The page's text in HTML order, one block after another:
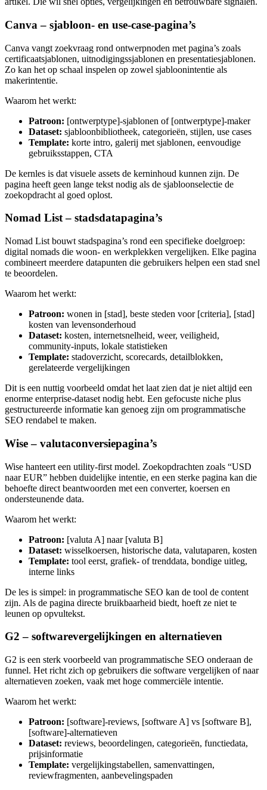
Canva – sjabloon- en use-case-pagina’s
Canva vangt zoekvraag rond ontwerpnoden met pagina’s zoals
certificaatsjablonen, uitnodigingssjablonen en presentatiesjablonen.
Zo kan het op schaal inspelen op zowel sjabloonintentie als
makerintentie.
Waarom het werkt:
Patroon: [ontwerptype]-sjablonen of [ontwerptype]-maker
Dataset: sjabloonbibliotheek, categorieën, stijlen, use cases
Template: korte intro, galerij met sjablonen, eenvoudige
gebruiksstappen, CTA
De kernles is dat visuele assets de kerninhoud kunnen zijn. De
pagina heeft geen lange tekst nodig als de sjabloonselectie de
zoekopdracht al goed oplost.
Nomad List – stadsdatapagina’s
Nomad List bouwt stadspagina’s rond een specifieke doelgroep:
digital nomads die woon- en werkplekken vergelijken. Elke pagina
combineert meerdere datapunten die gebruikers helpen een stad snel
te beoordelen.
Waarom het werkt:
Patroon: wonen in [stad], beste steden voor [criteria], [stad]
kosten van levensonderhoud
Dataset: kosten, internetsnelheid, weer, veiligheid,
community-inputs, lokale statistieken
Template: stadoverzicht, scorecards, detailblokken,
gerelateerde vergelijkingen
Dit is een nuttig voorbeeld omdat het laat zien dat je niet altijd een
enorme enterprise-dataset nodig hebt. Een gefocuste niche plus
gestructureerde informatie kan genoeg zijn om programmatische
SEO rendabel te maken.
Wise – valutaconversiepagina’s
Wise hanteert een utility-first model. Zoekopdrachten zoals “USD
naar EUR” hebben duidelijke intentie, en een sterke pagina kan die
behoefte direct beantwoorden met een converter, koersen en
ondersteunende data.
Waarom het werkt:
Patroon: [valuta A] naar [valuta B]
Dataset: wisselkoersen, historische data, valutaparen, kosten
Template: tool eerst, grafiek- of trenddata, bondige uitleg,
interne links
De les is simpel: in programmatische SEO kan de tool de content
zijn. Als de pagina directe bruikbaarheid biedt, hoeft ze niet te
leunen op opvultekst.
G2 – softwarevergelijkingen en alternatieven
G2 is een sterk voorbeeld van programmatische SEO onderaan de
funnel. Het richt zich op gebruikers die software vergelijken of naar
alternatieven zoeken, vaak met hoge commerciële intentie.
Waarom het werkt:
Patroon: [software]-reviews, [software A] vs [software B],
[software]-alternatieven
Dataset: reviews, beoordelingen, categorieën, functiedata,
prijsinformatie
Template: vergelijkingstabellen, samenvattingen,
reviewfragmenten, aanbevelingspaden